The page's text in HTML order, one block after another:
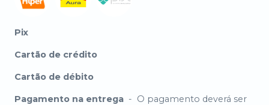
Pix
Cartão de crédito
Cartão de débito
Pagamento na entrega - O pagamento deverá ser